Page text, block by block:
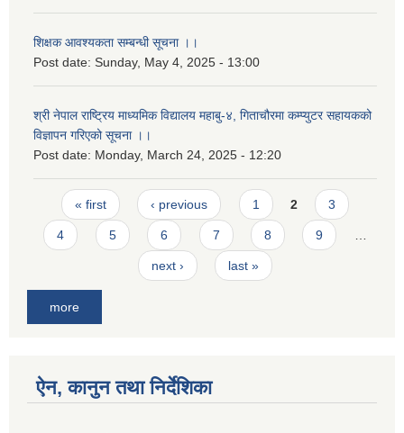
शिक्षक आवश्यकता सम्बन्धी सूचना ।।
Post date: Sunday, May 4, 2025 - 13:00
श्री नेपाल राष्ट्रिय माध्यमिक विद्यालय महाबु-४, गिताचौरमा कम्प्युटर सहायकको
विज्ञापन गरिएको सूचना ।।
Post date: Monday, March 24, 2025 - 12:20
Pages
« first ‹ previous 1 2 3
4 5 6 7 8 9
next › last »
more
ऐन, कानुन तथा निर्देशिका